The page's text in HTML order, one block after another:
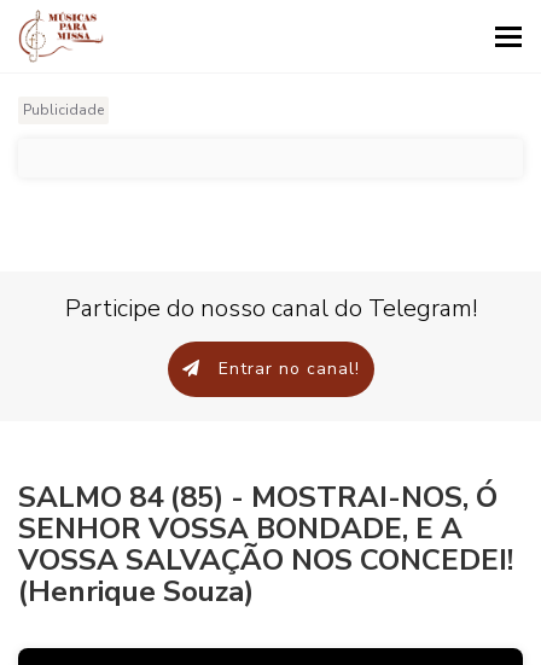
Publicidade
Participe do nosso canal do Telegram!
Entrar no canal!
SALMO 84 (85) - MOSTRAI-NOS, Ó
SENHOR VOSSA BONDADE, E A
VOSSA SALVAÇÃO NOS CONCEDEI!
(Henrique Souza)